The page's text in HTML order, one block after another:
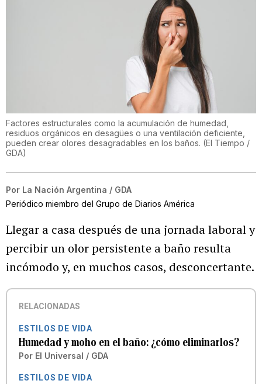
Factores estructurales como la acumulación de humedad,
residuos orgánicos en desagües o una ventilación deficiente,
pueden crear olores desagradables en los baños. (El Tiempo /
GDA)
Por La Nación Argentina / GDA
Periódico miembro del Grupo de Diarios América
Llegar a casa después de una jornada laboral y
percibir un olor persistente a baño resulta
incómodo y, en muchos casos, desconcertante.
RELACIONADAS
ESTILOS DE VIDA
Humedad y moho en el baño: ¿cómo eliminarlos?
Por El Universal / GDA
ESTILOS DE VIDA